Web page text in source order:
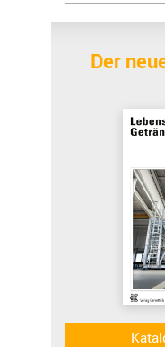
Der